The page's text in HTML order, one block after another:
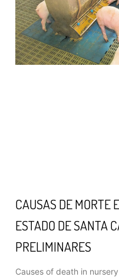
CAUSAS DE MORTE
ESTADO DE SANTA
PRELIMINARES
Causes of death in